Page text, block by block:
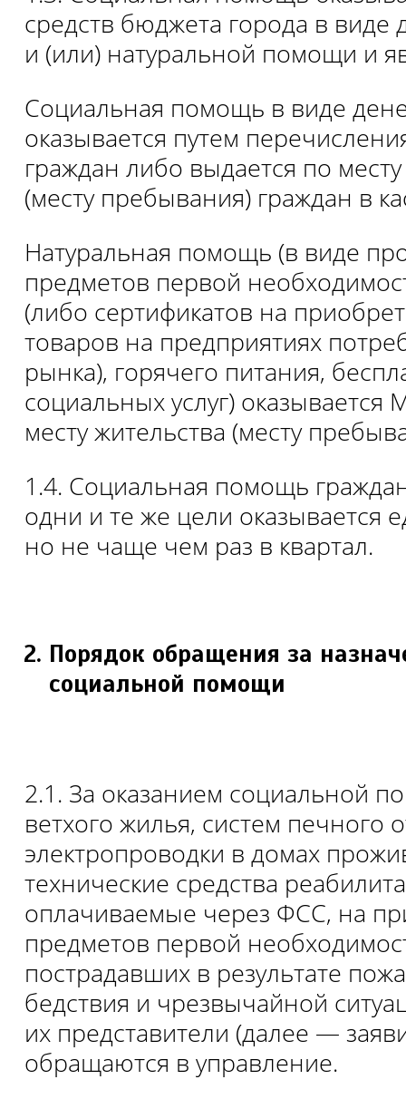
средств бюджета города в
и (или) натуральной помощи и
Социальная помощь в виде
оказывается путем
граждан либо выдается по
(месту пребывания) граждан в
Натуральная помощь (в виде
предметов первой
(либо сертификатов на
товаров на предприятиях
рынка), горячего питания,
социальных услуг)
месту жительства (месту
1.4. Социальная помощь
одни и те же цели оказывается
но не чаще чем раз в квартал.
Порядок обращения за
социальной помощи
2.1. За оказанием социальной
ветхого жилья, систем печного
электропроводки в домах
технические средства
оплачиваемые через ФСС, на
предметов первой
пострадавших в результате
бедствия и чрезвычайной
их представители (далее —
обращаются в управление.